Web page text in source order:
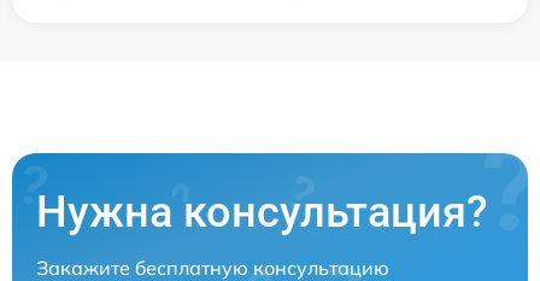
Нужна консультация?
Закажите бесплатную консультацию